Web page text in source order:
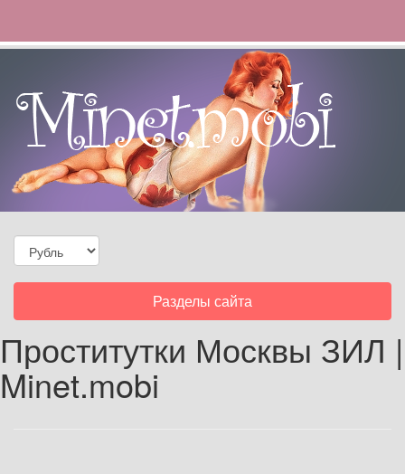
Toggle
navigation
Разделы сайта
Проститутки Москвы ЗИЛ |
Minet.mobi